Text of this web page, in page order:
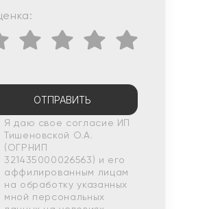
ОТПРАВИТЬ
Я даю свое согласие ИП
Тишеновской О.А.
(ОГРНИП
321435000026563) и его
аффилированным лицам
на обработку указанных
мной персональных